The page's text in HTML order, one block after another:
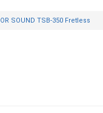
SOUND TSB-350 Fretless